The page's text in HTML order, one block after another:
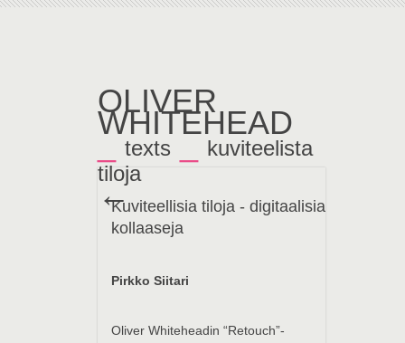
OLIVER
WHITEHEAD
_ texts _ kuviteelista
tiloja
←
Kuviteellisia tiloja - digitaalisia
kollaaseja
Pirkko Siitari
Oliver Whiteheadin “Retouch”-